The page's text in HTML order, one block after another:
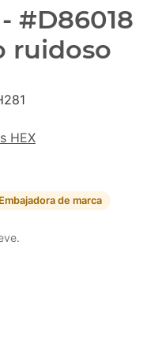
#D86018
ruidoso
HEX
de marca